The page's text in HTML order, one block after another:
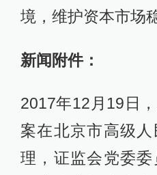
境，维护资本市场
新闻附件：
2017年12月19日
案在北京市高级
理，证监会党委